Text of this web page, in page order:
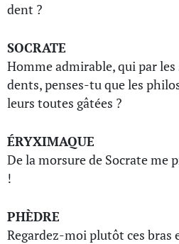
dent ?
SOCRATE
Homme admirable, qui par les
dents, penses-tu que les
leurs toutes gâtées ?
ÉRYXIMAQUE
De la morsure de Socrate me
!
PHÈDRE
Regardez-moi plutôt ces bras